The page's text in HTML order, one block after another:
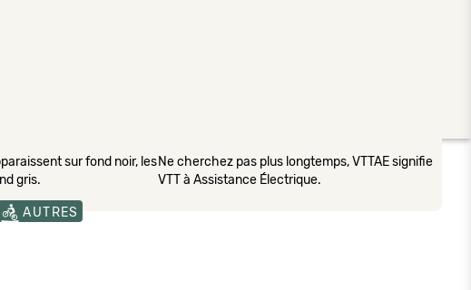
sur fond noir, les
gris.
Ne cherchez pas plus longtemps, VTTAE signifie
VTT à Assistance Électrique.
AUTRES